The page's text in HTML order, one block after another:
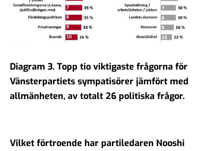
Diagram 3. Topp tio viktigaste frågorna för
Vänsterpartiets sympatisörer jämfört med
allmänheten, av totalt 26 politiska frågor.
Vilket förtroende har partiledaren Nooshi